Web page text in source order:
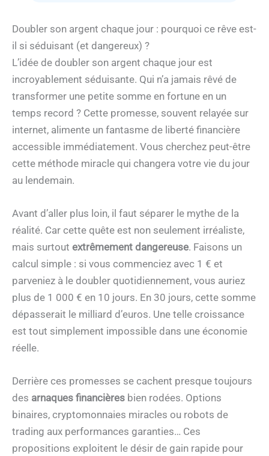
Doubler son argent chaque jour : pourquoi ce rêve est-
il si séduisant (et dangereux) ?
L’idée de doubler son argent chaque jour est
incroyablement séduisante. Qui n’a jamais rêvé de
transformer une petite somme en fortune en un
temps record ? Cette promesse, souvent relayée sur
internet, alimente un fantasme de liberté financière
accessible immédiatement. Vous cherchez peut-être
cette méthode miracle qui changera votre vie du jour
au lendemain.
Avant d’aller plus loin, il faut séparer le mythe de la
réalité. Car cette quête est non seulement irréaliste,
mais surtout extrêmement dangereuse. Faisons un
calcul simple : si vous commenciez avec 1 € et
parveniez à le doubler quotidiennement, vous auriez
plus de 1 000 € en 10 jours. En 30 jours, cette somme
dépasserait le milliard d’euros. Une telle croissance
est tout simplement impossible dans une économie
réelle.
Derrière ces promesses se cachent presque toujours
des arnaques financières bien rodées. Options
binaires, cryptomonnaies miracles ou robots de
trading aux performances garanties… Ces
propositions exploitent le désir de gain rapide pour